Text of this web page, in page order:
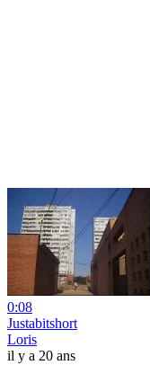
0:08
Justabitshort
Loris
il y a 20 ans